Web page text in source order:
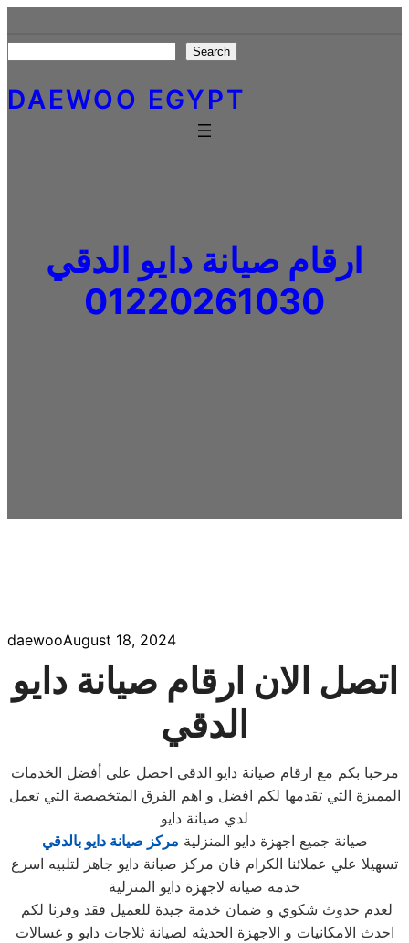
to
content
Search
DAEWOO EGYPT
ارقام صيانة دايو الدقي
01220261030
daewooAugust 18, 2024
اتصل الان ارقام صيانة دايو
الدقي
مرحبا بكم مع ارقام صيانة دايو الدقي احصل علي أفضل الخدمات
المميزة التي تقدمها لكم افضل و اهم الفرق المتخصصة التي تعمل
لدي صيانة دايو
صيانة جميع اجهزة دايو المنزلية مركز صيانة دايو بالدقي
تسهيلا علي عملائنا الكرام فان مركز صيانة دايو جاهز لتلبيه اسرع
خدمه صيانة لاجهزة دايو المنزلية
احدث الامكانيات و الاجهزة الحديثه لصيانة ثلاجات دايو و غسالات